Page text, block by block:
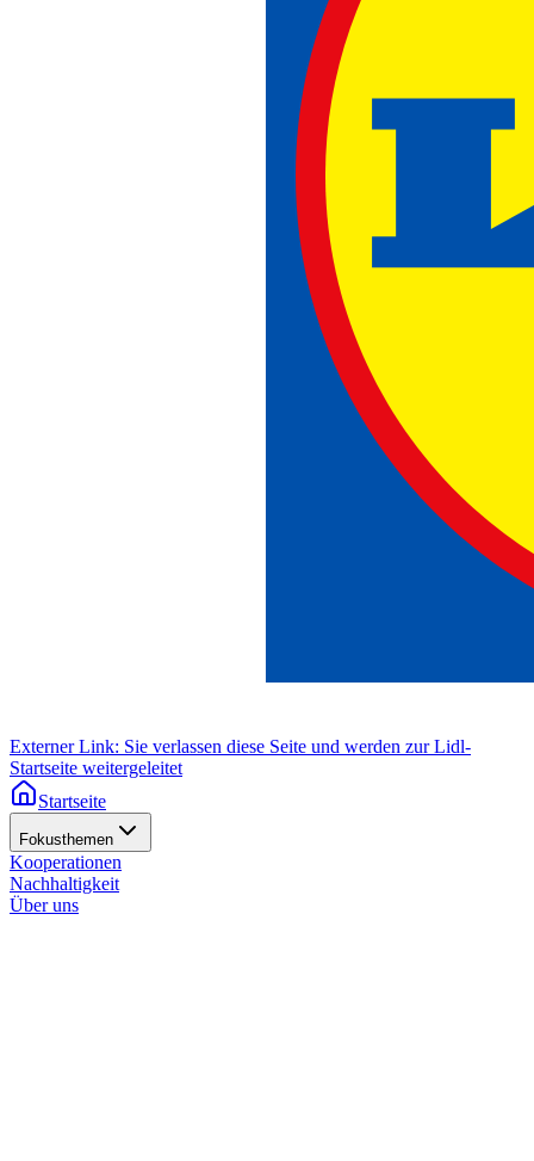
Externer Link: Sie verlassen diese Seite und werden zur Lidl-
Startseite weitergeleitet
Startseite
Fokusthemen
Kooperationen
Nachhaltigkeit
Über uns